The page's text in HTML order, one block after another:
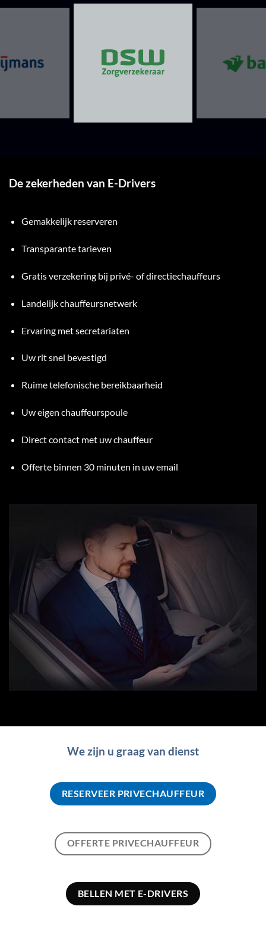
De zekerheden van E-Drivers
Gemakkelijk reserveren
Transparante tarieven
Gratis verzekering bij privé- of directiechauffeurs
Landelijk chauffeursnetwerk
Ervaring met secretariaten
Uw rit snel bevestigd
Ruime telefonische bereikbaarheid
Uw eigen chauffeurspoule
Direct contact met uw chauffeur
Offerte binnen 30 minuten in uw email
We zijn u graag van dienst
RESERVEER PRIVECHAUFFEUR
OFFERTE PRIVECHAUFFEUR
BELLEN MET E-DRIVERS